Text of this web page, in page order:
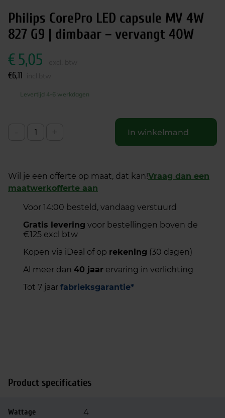
Philips CorePro LED capsule MV 4W
827 G9 | dimbaar – vervangt 40W
€5,05
€6,11
Levertijd 4-6 werkdagen
In winkelmand
Wil je een offerte op maat, dat kan!Vraag dan een
maatwerkofferte aan
Voor 14:00 besteld, vandaag verstuurd
Gratis levering voor bestellingen boven de
€125 excl btw
Kopen via iDeal of op rekening (30 dagen)
Al meer dan 40 jaar ervaring in verlichting
Tot 7 jaar fabrieksgarantie*
Product specificaties
Wattage 4